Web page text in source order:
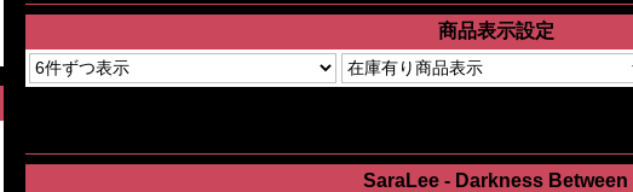
商品表示設定
SaraLee - Darkness Between